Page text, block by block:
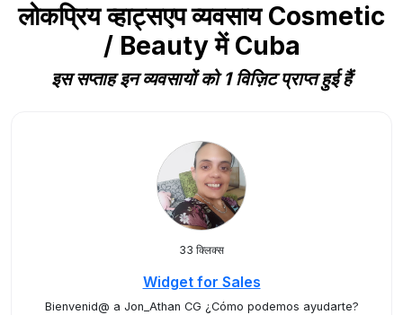
लोकप्रिय व्हाट्सएप व्यवसाय Cosmetic
/ Beauty में Cuba
इस सप्ताह इन व्यवसायों को 1 विज़िट प्राप्त हुई हैं
33 क्लिक्स
Widget for Sales
Bienvenid@ a Jon_Athan CG ¿Cómo podemos ayudarte?